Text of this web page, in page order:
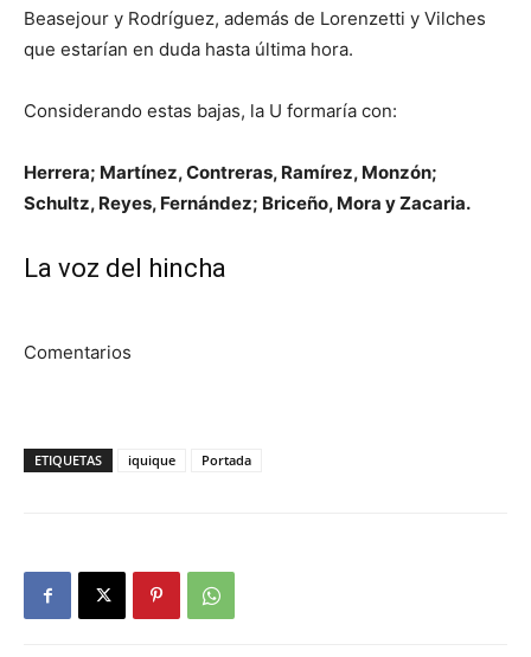
Beasejour y Rodríguez, además de Lorenzetti y Vilches
que estarían en duda hasta última hora.
Considerando estas bajas, la U formaría con:
Herrera; Martínez, Contreras, Ramírez, Monzón;
Schultz, Reyes, Fernández; Briceño, Mora y Zacaria.
La voz del hincha
Comentarios
ETIQUETAS iquique Portada